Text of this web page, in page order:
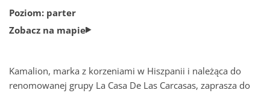
Parking w Nowej Stacji Pruszków
Plan centrum
Poziom: parter
Zobacz na mapie
Kamalion, marka z korzeniami w Hiszpanii i należąca do
renomowanej grupy La Casa De Las Carcasas, zaprasza do